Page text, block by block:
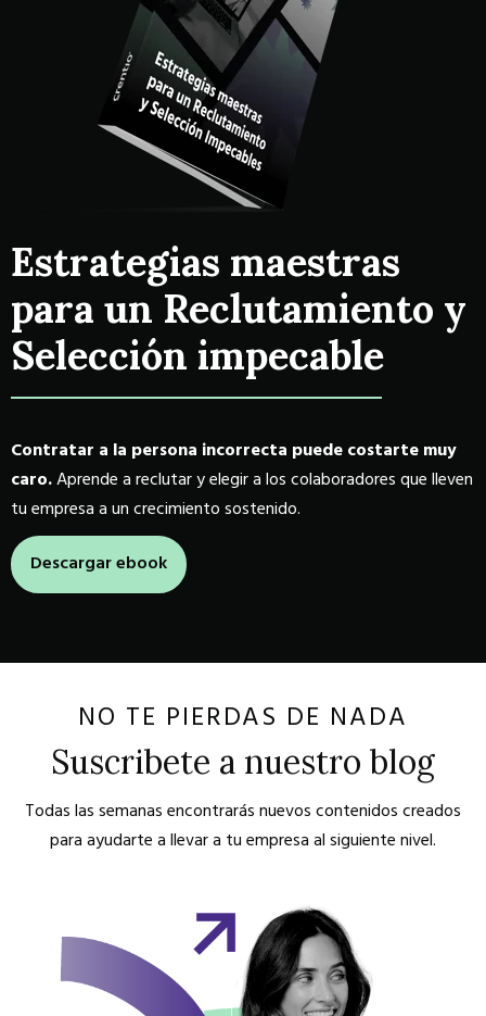
Estrategias maestras
para un Reclutamiento y
Selección impecable
Contratar a la persona incorrecta puede costarte muy
caro.Aprende a reclutar y elegir a los colaboradores que lleven
tu empresa a un crecimiento sostenido.
Descargar ebook
NO TE PIERDAS DE NADA
Suscribete a nuestro blog
Todas las semanas encontrarás nuevos contenidos creados
para ayudarte a llevar a tu empresa al siguiente nivel.